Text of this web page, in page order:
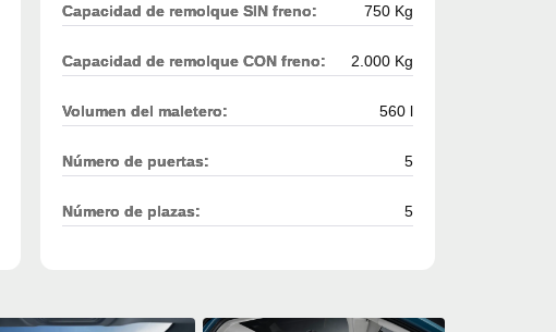
Capacidad de remolque SIN freno: 750 Kg
Capacidad de remolque CON freno: 2.000 Kg
Volumen del maletero: 560 l
Número de puertas: 5
Número de plazas: 5